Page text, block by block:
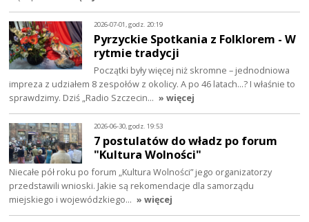
2026-07-01, godz. 20:19
Pyrzyckie Spotkania z Folklorem - W
rytmie tradycji
Początki były więcej niż skromne – jednodniowa
impreza z udziałem 8 zespołów z okolicy. A po 46 latach…? I właśnie to
sprawdzimy. Dziś „Radio Szczecin… » więcej
2026-06-30, godz. 19:53
7 postulatów do władz po forum
"Kultura Wolności"
Niecałe pół roku po forum „Kultura Wolności” jego organizatorzy
przedstawili wnioski. Jakie są rekomendacje dla samorządu
miejskiego i wojewódzkiego… » więcej